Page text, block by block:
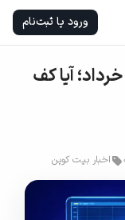
ورود یا ثبت‌نام
بررسی وضعیت بیت کوین ۱۴ خرداد؛ آیا کف
اخبار بیت کوین